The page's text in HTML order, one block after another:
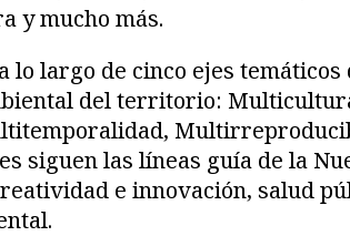
y mucho más.
lo largo de cinco ejes
del territorio:
siguen las líneas guía de la
e innovación, salud